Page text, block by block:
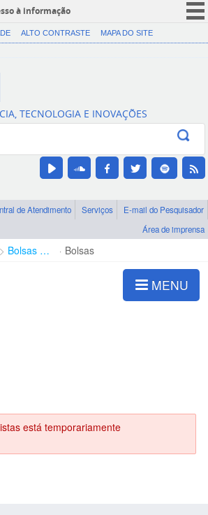
à informação
CORONAVÍRUS (COVID-19)
Canais
ALTO CONTRASTE MAPA DO SITE
TECNOLOGIA E INOVAÇÕES
de Atendimento Serviços
E-mail do Pesquisador
Área de imprensa
Bolsas e Auxílios Vigentes Bolsas
MENU
está temporariamente